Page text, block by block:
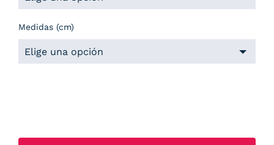
Medidas (cm)